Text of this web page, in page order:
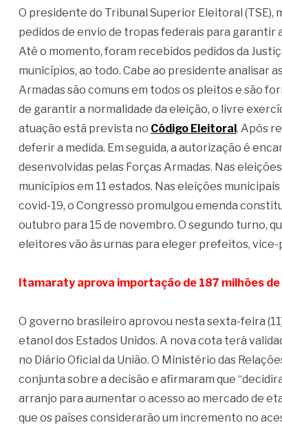
O presidente do Tribunal Superior Eleitoral
pedidos de envio de tropas federais para
Até o momento, foram recebidos pedidos da
municípios, ao todo. Cabe ao presidente analisar
Armadas são comuns em todos os pleitos e são
de garantir a normalidade da eleição, o livre
atuação está prevista no Código Eleitoral. Após
deferir a medida. Em seguida, a autorização é
desenvolvidas pelas Forças Armadas. Nas
municípios em 11 estados. Nas eleições
covid-19, o Congresso promulgou emenda
outubro para 15 de novembro. O segundo turno,
eleitores vão às urnas para eleger prefeitos,
Itamaraty aprova importação de 187 milhões de
O governo brasileiro aprovou nesta sexta-feira
etanol dos Estados Unidos. A nova cota terá
no Diário Oficial da União. O Ministério das
conjunta sobre a decisão e afirmaram que
arranjo para aumentar o acesso ao mercado de
que os países considerarão um incremento no